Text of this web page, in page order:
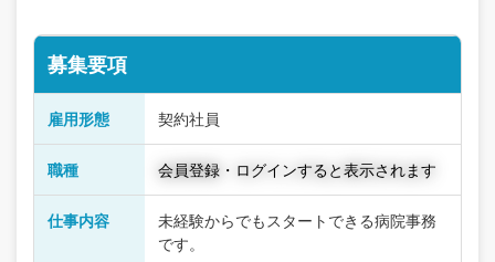
募集要項
雇用形態 契約社員
職種 会員登録・ログインすると表示されます
仕事内容
未経験からでもスタートできる病院事務
です。